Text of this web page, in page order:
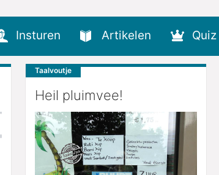
Insturen Artikelen Quiz
Taalvoutje
Heil pluimvee!